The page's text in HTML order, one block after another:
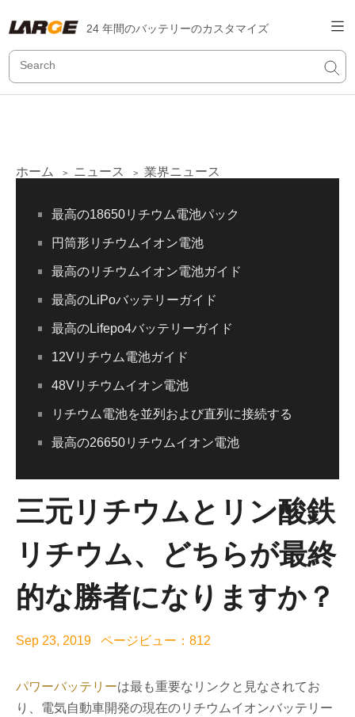
24 年間のバッテリーのカスタマイズ
ホーム > ニュース > 業界ニュース
最高の18650リチウム電池パック
円筒形リチウムイオン電池
最高のリチウムイオン電池ガイド
最高のLiPoバッテリーガイド
最高のLifepo4バッテリーガイド
12Vリチウム電池ガイド
48Vリチウムイオン電池
リチウム電池を並列および直列に接続する
最高の26650リチウムイオン電池
三元リチウムとリン酸鉄
リチウム、どちらが最終
的な勝者になりますか？
Sep 23, 2019 ページビュー：812
パワーバッテリーは最も重要なリンクと見なされてお
り、電気自動車開発の現在のリチウムイオンバッテリー